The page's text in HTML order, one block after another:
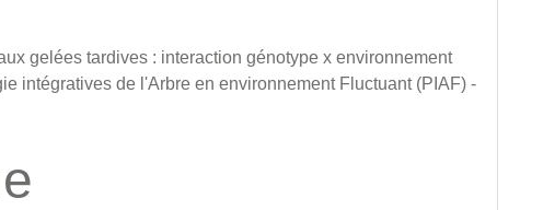
gelées tardives : interaction génotype x environnement
intégratives de l'Arbre en environnement Fluctuant (PIAF) -